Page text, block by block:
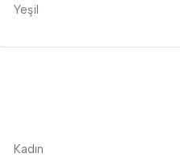
Yeşil
Kadın